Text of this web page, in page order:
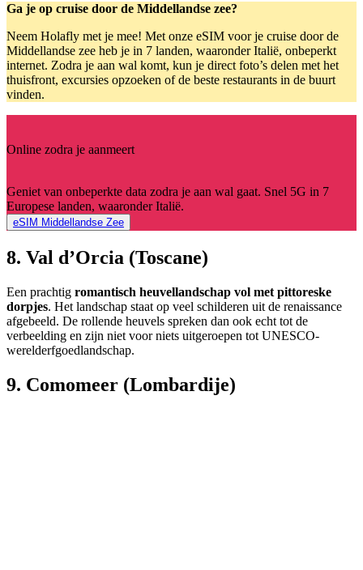
Ga je op cruise door de Middellandse zee?
Neem Holafly met je mee! Met onze eSIM voor je cruise door de
Middellandse zee heb je in 7 landen, waaronder Italië, onbeperkt
internet. Zodra je aan wal komt, kun je direct foto’s delen met het
thuisfront, excursies opzoeken of de beste restaurants in de buurt
vinden.
Online zodra je aanmeert
Geniet van onbeperkte data zodra je aan wal gaat. Snel 5G in 7
Europese landen, waaronder Italië.
eSIM Middellandse Zee
8. Val d’Orcia (Toscane)
Een prachtig romantisch heuvellandschap vol met pittoreske
dorpjes. Het landschap staat op veel schilderen uit de renaissance
afgebeeld. De rollende heuvels spreken dan ook echt tot de
verbeelding en zijn niet voor niets uitgeroepen tot UNESCO-
werelderfgoedlandschap.
9. Comomeer (Lombardije)